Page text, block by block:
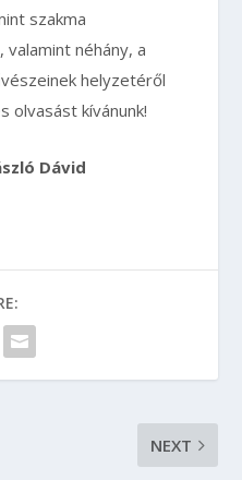
szakma
néhány, a
helyzetéről
olvasást kívánunk!
Dávid
NEXT